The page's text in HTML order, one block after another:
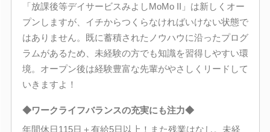
「放課後等デイサービスみよしMoMo II」は新しくオー
プンしますが、イチからつくらなければいけない状態で
はありません。既に蓄積されたノウハウに沿ったプログ
ラムがあるため、未経験の方でも知識を習得しやすい環
境。オープン後は経験豊富な先輩がやさしくリードして
いきますよ！
◆ワークライフバランスの充実にも注力◆
年間休日115日＋有給5日以上！また残業はなし。未経